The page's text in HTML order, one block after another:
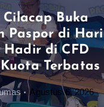
Buka
Paspor di Hari
Hadir di CFD
Terbatas
Agustus 6, 2026